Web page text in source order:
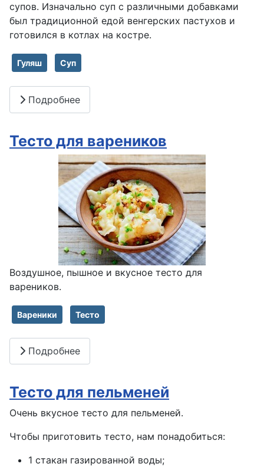
супов. Изначально суп с различными добавками
был традиционной едой венгерских пастухов и
готовился в котлах на костре.
Гуляш Суп
Подробнее
Тесто для вареников
Воздушное, пышное и вкусное тесто для
вареников.
Вареники Тесто
Подробнее
Тесто для пельменей
Очень вкусное тесто для пельменей.
Чтобы приготовить тесто, нам понадобиться:
1 стакан газированной воды;